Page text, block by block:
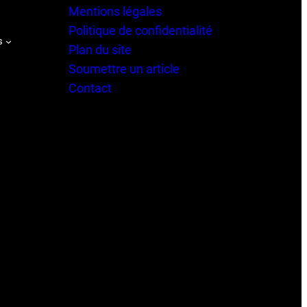
Mentions légales
Politique de confidentialité
Plan du site
Soumettre un article
Contact